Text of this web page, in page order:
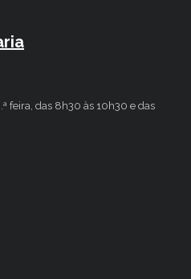
feira, das 8h30 às 10h30 e das